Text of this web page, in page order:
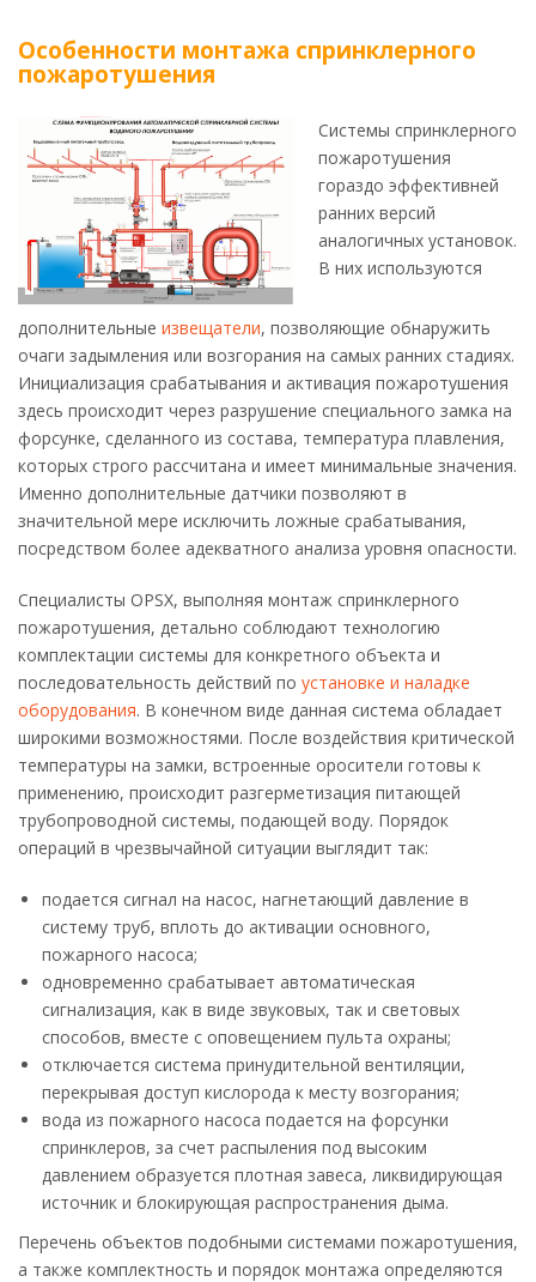
Особенности монтажа спринклерного
пожаротушения
Системы спринклерного
пожаротушения
гораздо эффективней
ранних версий
аналогичных установок.
В них используются
дополнительные извещатели, позволяющие обнаружить
очаги задымления или возгорания на самых ранних стадиях.
Инициализация срабатывания и активация пожаротушения
здесь происходит через разрушение специального замка на
форсунке, сделанного из состава, температура плавления,
которых строго рассчитана и имеет минимальные значения.
Именно дополнительные датчики позволяют в
значительной мере исключить ложные срабатывания,
посредством более адекватного анализа уровня опасности.
Специалисты OPSX, выполняя монтаж спринклерного
пожаротушения, детально соблюдают технологию
комплектации системы для конкретного объекта и
последовательность действий по установке и наладке
оборудования. В конечном виде данная система обладает
широкими возможностями. После воздействия критической
температуры на замки, встроенные оросители готовы к
применению, происходит разгерметизация питающей
трубопроводной системы, подающей воду. Порядок
операций в чрезвычайной ситуации выглядит так:
подается сигнал на насос, нагнетающий давление в
систему труб, вплоть до активации основного,
пожарного насоса;
одновременно срабатывает автоматическая
сигнализация, как в виде звуковых, так и световых
способов, вместе с оповещением пульта охраны;
отключается система принудительной вентиляции,
перекрывая доступ кислорода к месту возгорания;
вода из пожарного насоса подается на форсунки
спринклеров, за счет распыления под высоким
давлением образуется плотная завеса, ликвидирующая
источник и блокирующая распространения дыма.
Перечень объектов подобными системами пожаротушения,
а также комплектность и порядок монтажа определяются